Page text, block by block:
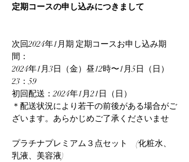
定期コースの申し込みにつきまして
次回2024年1月期 定期コースお申し込み期
間：
2024年1月3日（金）昼12時〜1月5日（日）
23：59
初回配送：2024年1月21日（日）
＊配送状況により若干の前後がある場合がご
ざいます。あらかじめご了承くださいませ
プラチナプレミアム３点セット　(化粧水、
乳液、美容液)